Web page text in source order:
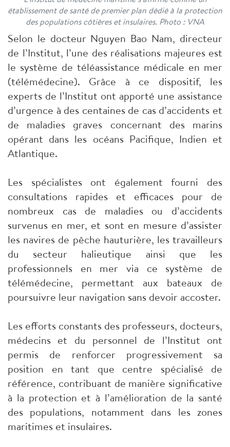
établissement de santé de premier plan dédié à la protection
des populations côtières et insulaires. Photo : VNA
Selon le docteur Nguyen Bao Nam, directeur
de l’Institut, l’une des réalisations majeures est
le système de téléassistance médicale en mer
(télémédecine). Grâce à ce dispositif, les
experts de l’Institut ont apporté une assistance
d’urgence à des centaines de cas d’accidents et
de maladies graves concernant des marins
opérant dans les océans Pacifique, Indien et
Atlantique.
Les spécialistes ont également fourni des
consultations rapides et efficaces pour de
nombreux cas de maladies ou d’accidents
survenus en mer, et sont en mesure d’assister
les navires de pêche hauturière, les travailleurs
du secteur halieutique ainsi que les
professionnels en mer via ce système de
télémédecine, permettant aux bateaux de
poursuivre leur navigation sans devoir accoster.
Les efforts constants des professeurs, docteurs,
médecins et du personnel de l’Institut ont
permis de renforcer progressivement sa
position en tant que centre spécialisé de
référence, contribuant de manière significative
à la protection et à l’amélioration de la santé
des populations, notamment dans les zones
maritimes et insulaires.